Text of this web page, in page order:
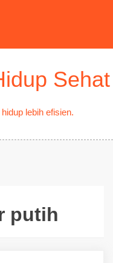
Sehat
lebih efisien.
putih